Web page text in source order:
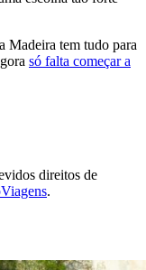
Madeira tem tudo para
só falta começar a
direitos de
.